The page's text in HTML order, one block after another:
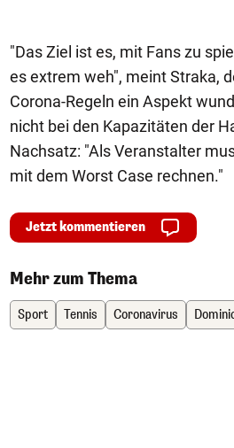
"Das Ziel ist es, mit Fans zu
es extrem weh", meint Straka,
Corona-Regeln ein Aspekt
nicht bei den Kapazitäten der
Nachsatz: "Als Veranstalter
mit dem Worst Case rechnen."
Jetzt kommentieren
Mehr zum Thema
Sport Tennis Coronavirus